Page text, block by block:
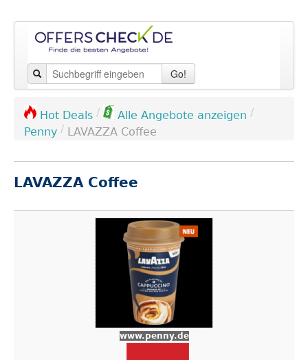
Go!
Hot Deals / Alle Angebote anzeigen /
Penny / LAVAZZA Coffee
LAVAZZA Coffee
www.penny.de